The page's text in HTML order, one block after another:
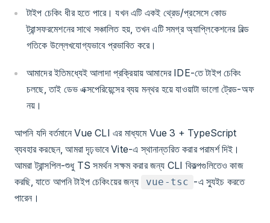
টাইপ চেকিং ধীর হতে পারে। যখন এটি একই থ্রেড/প্রসেসে কোড
ট্রান্সফরমেশনের সাথে সঞ্চালিত হয়, তখন এটি সমগ্র অ্যাপ্লিকেশনের বিল্ড
গতিকে উল্লেখযোগ্যভাবে প্রভাবিত করে।
আমাদের ইতিমধ্যেই আলাদা প্রক্রিয়ায় আমাদের IDE-তে টাইপ চেকিং
চলছে, তাই ডেভ এক্সপেরিয়েন্সের ব্যয় মন্থর হয়ে যাওয়াটা ভালো ট্রেড-অফ
নয়।
আপনি যদি বর্তমানে Vue CLI এর মাধ্যমে Vue 3 + TypeScript
ব্যবহার করছেন, আমরা দৃঢ়ভাবে Vite-এ স্থানান্তরিত করার পরামর্শ দিই।
আমরা ট্রান্সপিল-শুধু TS সমর্থন সক্ষম করার জন্য CLI বিকল্পগুলিতেও কাজ
করছি, যাতে আপনি টাইপ চেকিংয়ের জন্য
vue-tsc -এ স্যুইচ করতে
পারেন।